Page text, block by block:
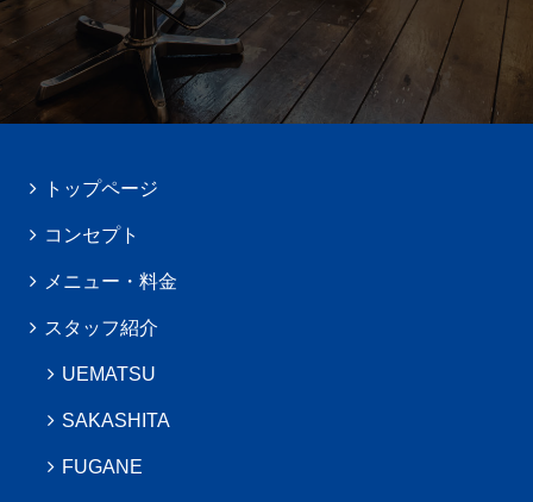
トップページ
コンセプト
メニュー・料金
スタッフ紹介
UEMATSU
SAKASHITA
FUGANE